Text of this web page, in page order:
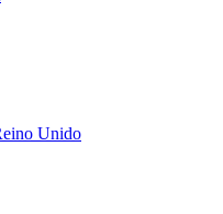
Unido